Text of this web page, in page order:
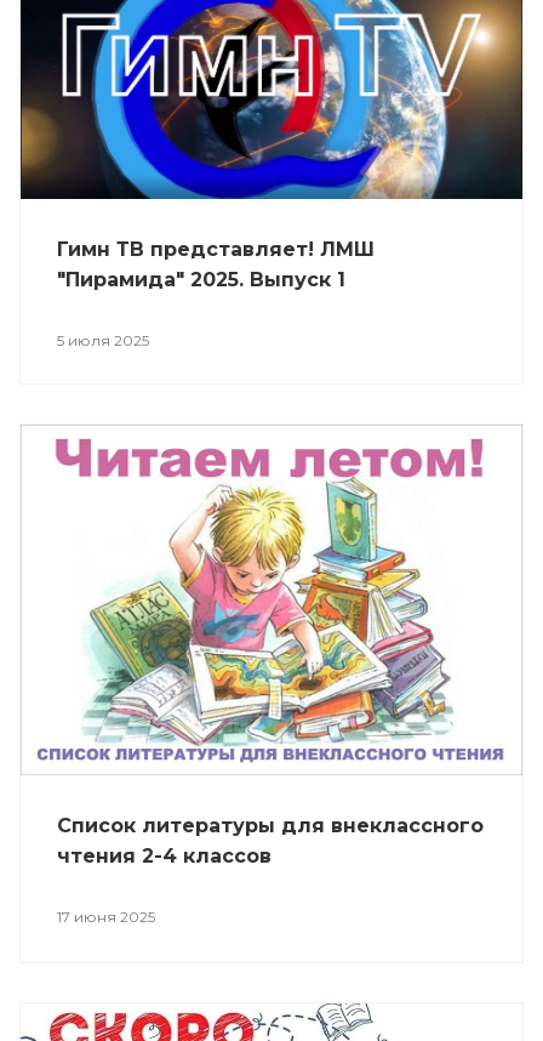
Гимн ТВ представляет! ЛМШ
"Пирамида" 2025. Выпуск 1
5 июля 2025
Список литературы для внеклассного
чтения 2-4 классов
17 июня 2025